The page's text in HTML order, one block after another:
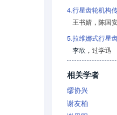
4.行星齿轮机构
王书婧 ， 陈国
5.拉维娜式行星
李欣 ， 过学迅
相关学者
缪协兴
谢友柏